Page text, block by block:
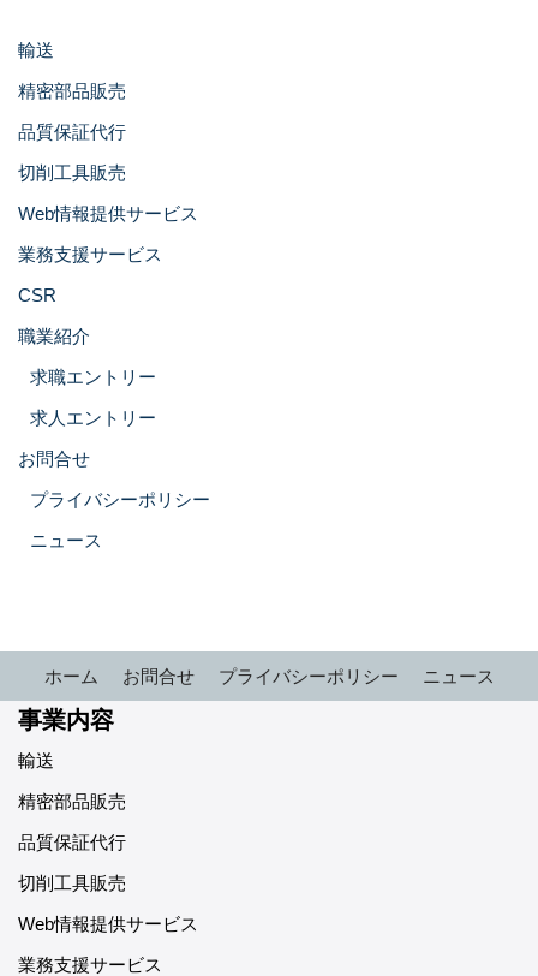
輸送
精密部品販売
品質保証代行
切削工具販売
Web情報提供サービス
業務支援サービス
CSR
職業紹介
求職エントリー
求人エントリー
お問合せ
プライバシーポリシー
ニュース
ホーム お問合せ プライバシーポリシー ニュース
事業内容
輸送
精密部品販売
品質保証代行
切削工具販売
Web情報提供サービス
業務支援サービス